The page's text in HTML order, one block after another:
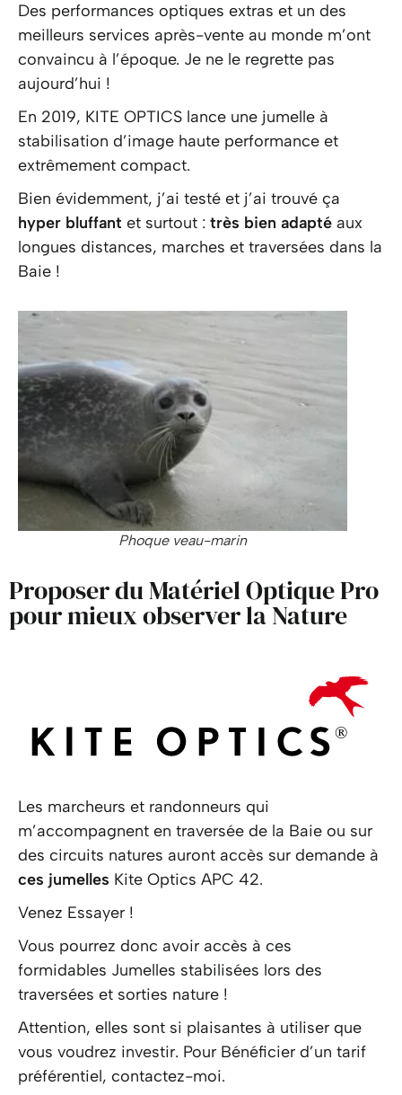
Des performances optiques extras et un des
meilleurs services après-vente au monde m’ont
convaincu à l’époque. Je ne le regrette pas
aujourd’hui !
En 2019, KITE OPTICS lance une jumelle à
stabilisation d’image haute performance et
extrêmement compact.
Bien évidemment, j’ai testé et j’ai trouvé ça
hyper bluffant et surtout : très bien adapté aux
longues distances, marches et traversées dans la
Baie !
Phoque veau-marin
Proposer du Matériel Optique Pro
pour mieux observer la Nature
Les marcheurs et randonneurs qui
m’accompagnent en traversée de la Baie ou sur
des circuits natures auront accès sur demande à
ces jumelles Kite Optics APC 42.
Venez Essayer !
Vous pourrez donc avoir accès à ces
formidables Jumelles stabilisées lors des
traversées et sorties nature !
Attention, elles sont si plaisantes à utiliser que
vous voudrez investir. Pour Bénéficier d’un tarif
préférentiel, contactez-moi.